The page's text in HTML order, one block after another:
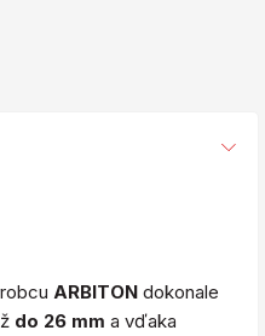
ARBITON dokonale
do 26 mm a vďaka